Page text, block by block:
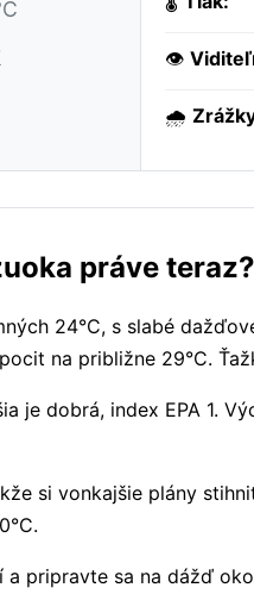
👁️
🌧️
práve teraz?
24°C, s slabé
na približne 29°C.
je dobrá, index EPA 1.
si vonkajšie plány
a pripravte sa na dážď